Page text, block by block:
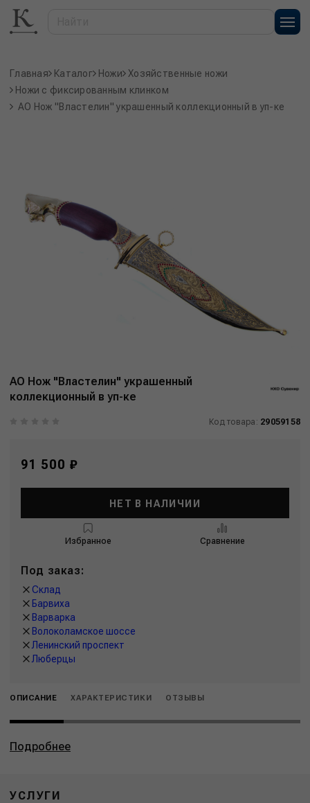
Главная Каталог Ножи Хозяйственные ножи
Ножи с фиксированным клинком
АО Нож "Властелин" украшенный коллекционный в уп-ке
АО Нож "Властелин" украшенный
коллекционный в уп-ке
Код товара: 29059158
91 500 ₽
НЕТ В НАЛИЧИИ
Избранное Сравнение
Под заказ:
Склад
Барвиха
Варварка
Волоколамское шоссе
Ленинский проспект
Люберцы
ОПИСАНИЕ ХАРАКТЕРИСТИКИ ОТЗЫВЫ
Подробнее
УСЛУГИ